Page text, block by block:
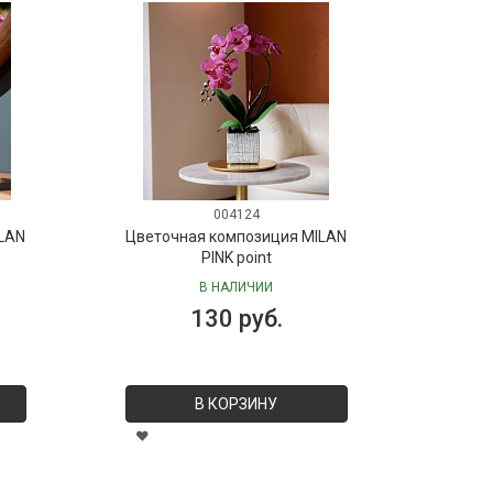
004124
Цветочная композиция MILAN
PINK point
В НАЛИЧИИ
130 руб.
В КОРЗИНУ